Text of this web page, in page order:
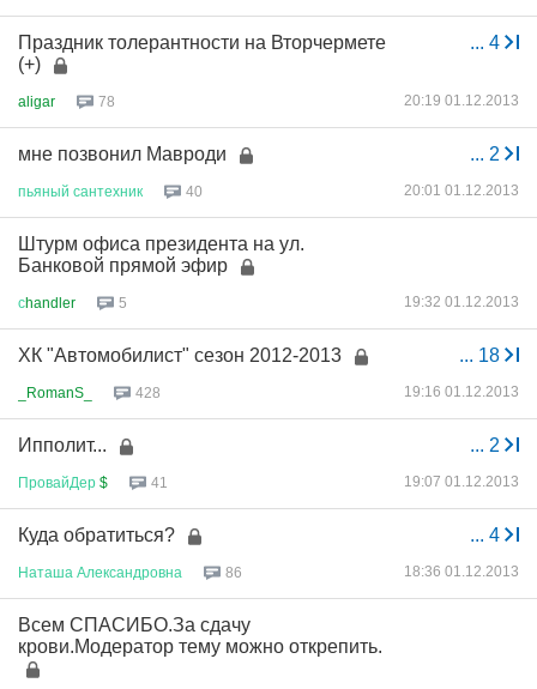
... 4
Праздник толерантности на Вторчермете
(+)
aligar 78 20:19 01.12.2013
... 2
мне позвонил Мавроди
пьяный сантехник 40 20:01 01.12.2013
Штурм офиса президента на ул.
Банковой прямой эфир
сhandler 5 19:32 01.12.2013
... 18
ХК "Автомобилист" сезон 2012-2013
_RomanS_ 428 19:16 01.12.2013
... 2
Ипполит...
ПровайДер $ 41 19:07 01.12.2013
... 4
Куда обратиться?
Наташа Александровна 86 18:36 01.12.2013
Всем СПАСИБО.За сдачу
крови.Модератор тему можно открепить.